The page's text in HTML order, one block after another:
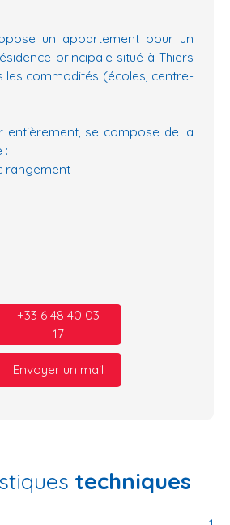
un appartement pour un
principale situé à Thiers
les commodités (écoles, centre-
entièrement, se compose de la
:
rangement
+33 6 48 40 03
17
Envoyer un mail
techniques